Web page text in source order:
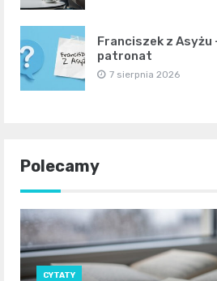
Franciszek z Asyżu
patronat
7 sierpnia 2026
Polecamy
CYTATY